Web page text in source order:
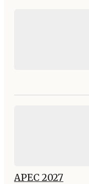
APEC 2027